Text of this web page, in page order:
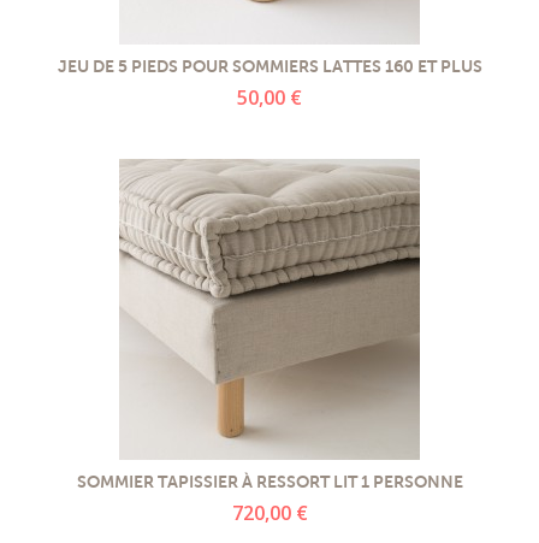
JEU DE 5 PIEDS POUR SOMMIERS LATTES 160 ET PLUS
50,00 €
SOMMIER TAPISSIER À RESSORT LIT 1 PERSONNE
720,00 €